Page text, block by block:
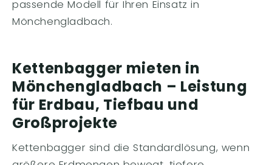
passende Modell für Ihren Einsatz in
Mönchengladbach.
Kettenbagger mieten in
Mönchengladbach – Leistung
für Erdbau, Tiefbau und
Großprojekte
Kettenbagger sind die Standardlösung, wenn